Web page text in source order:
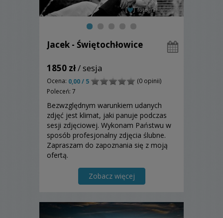
Jacek - Świętochłowice
1850 zł/ sesja
Ocena: 0,00 / 5
(0 opinii)
Poleceń: 7
Bezwzględnym warunkiem udanych
zdjęć jest klimat, jaki panuje podczas
sesji zdjęciowej. Wykonam Państwu w
sposób profesjonalny zdjęcia ślubne.
Zapraszam do zapoznania się z moją
ofertą.
Zobacz więcej